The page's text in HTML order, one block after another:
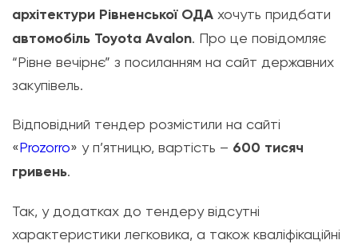
архітектури Рівненської ОДА хочуть придбати
автомобіль Toyota Avalon. Про це повідомляє
“Рівне вечірнє” з посиланням на сайт державних
закупівель.
Відповідний тендер розмістили на сайті
«Prozorro» у п’ятницю, вартість – 600 тисяч
гривень.
Так, у додатках до тендеру відсутні
характеристики легковика, а також кваліфікаційні